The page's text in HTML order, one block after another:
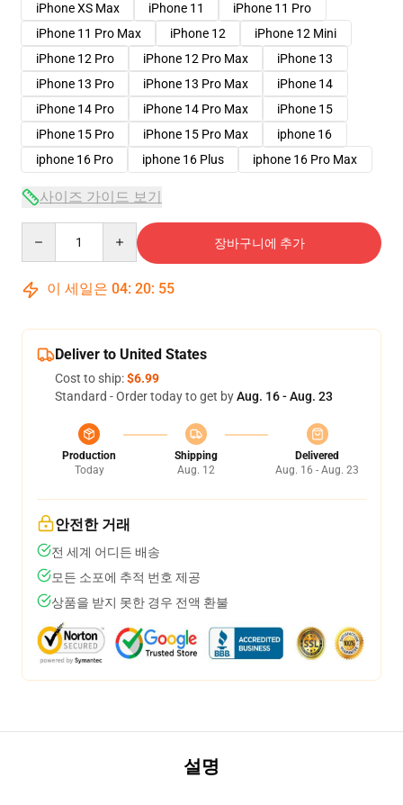
iPhone XS Max
iPhone 11
iPhone 11 Pro
iPhone 11 Pro Max
iPhone 12
iPhone 12 Mini
iPhone 12 Pro
iPhone 12 Pro Max
iPhone 13
iPhone 13 Pro
iPhone 13 Pro Max
iPhone 14
iPhone 14 Pro
iPhone 14 Pro Max
iPhone 15
iPhone 15 Pro
iPhone 15 Pro Max
iphone 16
iphone 16 Pro
iphone 16 Plus iphone 16 Pro Max
사이즈 가이드 보기
장바구니에 추가
이 세일은 04: 20: 54
Deliver to United States
Cost to ship:$6.99
Standard - Order today to get byAug. 16 - Aug. 23
Production
Today
Shipping
Aug. 12
Delivered
Aug. 16 - Aug. 23
안전한 거래
전 세계 어디든 배송
모든 소포에 추적 번호 제공
상품을 받지 못한 경우 전액 환불
설명